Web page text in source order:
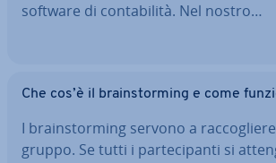
software di con­ta­bi­li­tà. Nel nostro…
Che cos’è il brain­stor­ming e come
I brain­stor­ming servono a
gruppo. Se tutti i par­te­ci­pan­ti si